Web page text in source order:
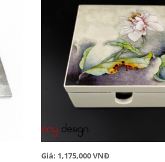
Giá: 1,175,000 VNĐ